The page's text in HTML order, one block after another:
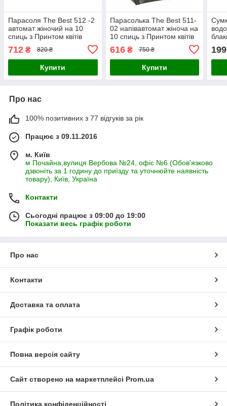
Парасоля The Best 512 -2
автомат жіночий на 10
спиць з Принтом квітів
712 ₴ 820 ₴
Купити
Парасолька The Best 511-
02 напівавтомат жіноча на
10 спиць з Принтом квітів
616₴ 750 ₴
Купити
199
Про нас
100% позитивних з 77 відгуків за рік
Працює з 09.11.2016
м. Київ
м Почайна,вулиця Вербова №24, офіс №6 (Обов'язково
дзвоніть за 1 годину до приїзду та уточнюйте наявність
товару), Київ, Україна
Контакти
Сьогодні працює з 09:00 до 19:00
Показати весь графік роботи
Про нас
Контакти
Доставка та оплата
Графік роботи
Повна версія сайту
Сайт створено на маркетплейсі Prom.ua
Політика конфіденційності